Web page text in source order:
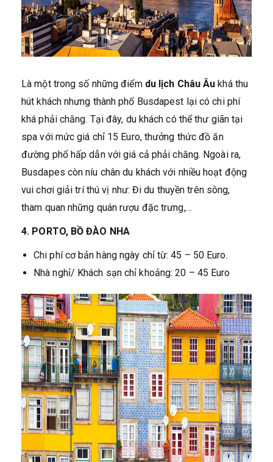
Là một trong số những điểm du lịch Châu Âukhá thu
hút khách nhưng thành phố Busdapest lại có chi phí
khá phải chăng. Tại đây, du khách có thể thư giãn tại
spa với mức giá chỉ 15 Euro, thưởng thức đồ ăn
đường phố hấp dẫn với giá cả phải chăng. Ngoài ra,
Busdapes còn níu chân du khách với nhiều hoạt động
vui chơi giải trí thú vị như: Đi du thuyền trên sông,
tham quan những quán rượu đặc trưng,…
4. PORTO, BỒ ĐÀO NHA
Chi phí cơ bản hàng ngày chỉ từ: 45 – 50 Euro.
Nhà nghỉ/ Khách sạn chỉ khoảng: 20 – 45 Euro